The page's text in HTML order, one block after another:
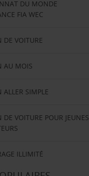
DU MONDE
FIA WEC
DE VOITURE
AU MOIS
ALLER SIMPLE
DE VOITURE POUR JEUNES
ILLIMITÉ